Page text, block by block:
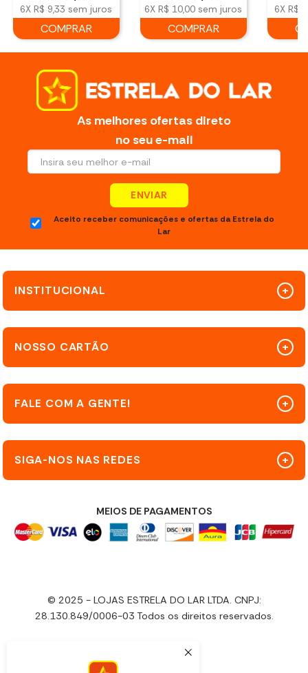
6XR$ 9,33 sem juros
COMPRAR
6XR$ 10,00 sem juros
COMPRAR
6XR$
As melhores ofertas direto
no seu e-mail
ENVIAR
Aceito receber comunicações e ofertas da Estrela do
Lar
INSTITUCIONAL
NOSSO CARTÃO
FALE COM A GENTE!
SIGA-NOS NAS REDES
MEIOS DE PAGAMENTOS
© 2025 - LOJAS ESTRELA DO LAR LTDA. CNPJ:
28.130.849/0006-03 Todos os direitos reservados.